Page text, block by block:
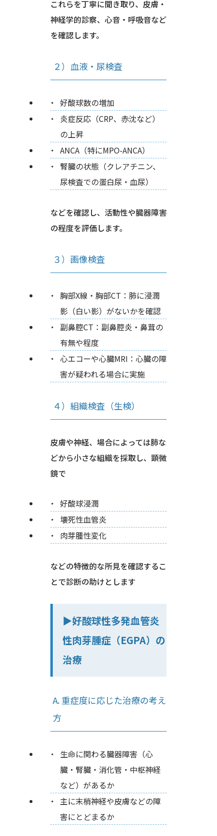
これらを丁寧に聞き取り、皮膚・
神経学的診察、心音・呼吸音など
を確認します。
２）血液・尿検査
好酸球数の増加
炎症反応（CRP、赤沈など）
の上昇
ANCA（特にMPO-ANCA）
腎臓の状態（クレアチニン、
尿検査での蛋白尿・血尿）
などを確認し、活動性や臓器障害
の程度を評価します。
３）画像検査
胸部X線・胸部CT：肺に浸潤
影（白い影）がないかを確認
副鼻腔CT：副鼻腔炎・鼻茸の
有無や程度
心エコーや心臓MRI：心臓の障
害が疑われる場合に実施
４）組織検査（生検）
皮膚や神経、場合によっては肺な
どから小さな組織を採取し、顕微
鏡で
好酸球浸潤
壊死性血管炎
肉芽腫性変化
などの特徴的な所見を確認するこ
とで診断の助けとします
▶︎好酸球性多発血管炎
性肉芽腫症（EGPA）の
治療
A. 重症度に応じた治療の考え
方
生命に関わる臓器障害（心
臓・腎臓・消化管・中枢神経
など）があるか
主に末梢神経や皮膚などの障
害にとどまるか